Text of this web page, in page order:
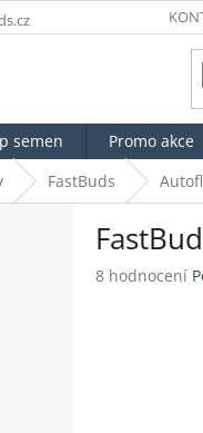
semen Promo akce
FastBuds
Průměrné
8 hodnocení